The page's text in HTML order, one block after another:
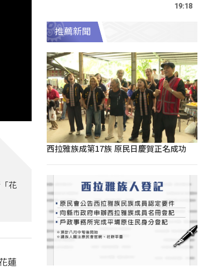
花
蓮
19:18
推薦新聞
西拉雅族成第17族 原民日慶賀正名成功